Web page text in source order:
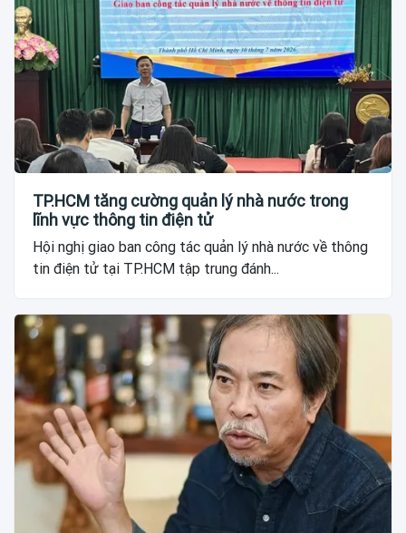
TP.HCM tăng cường quản lý nhà nước trong
lĩnh vực thông tin điện tử
Hội nghị giao ban công tác quản lý nhà nước về thông
tin điện tử tại TP.HCM tập trung đánh...